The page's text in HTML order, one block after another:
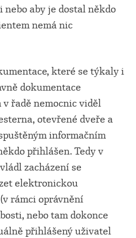
aby je dostal někdo
nemá nic
které se týkaly i
dokumentace
řadě nemocnic viděl
otevřené dveře a
informačním
přihlášen. Tedy v
zacházení se
elektronickou
rámci oprávnění
nebo tam dokonce
přihlášený uživatel